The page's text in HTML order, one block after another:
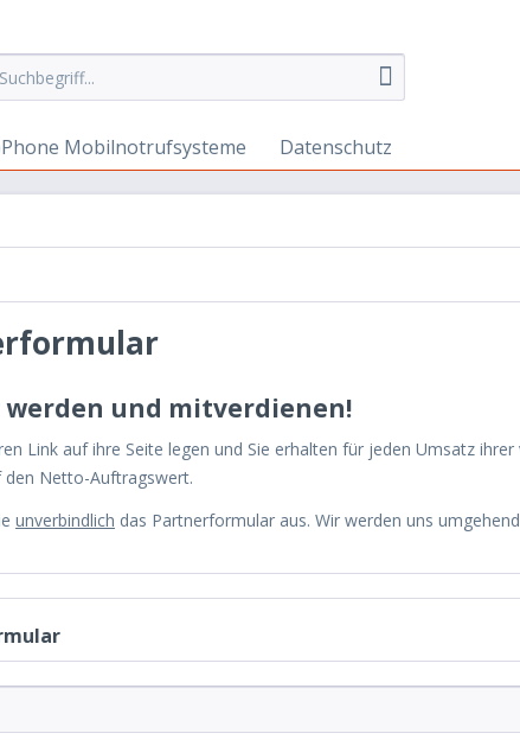
Mobilnotrufsysteme Datenschutz
werden und mitverdienen!
Link auf ihre Seite legen und Sie erhalten für jeden Umsatz
den Netto-Auftragswert.
unverbindlich das Partnerformular aus. Wir werden uns